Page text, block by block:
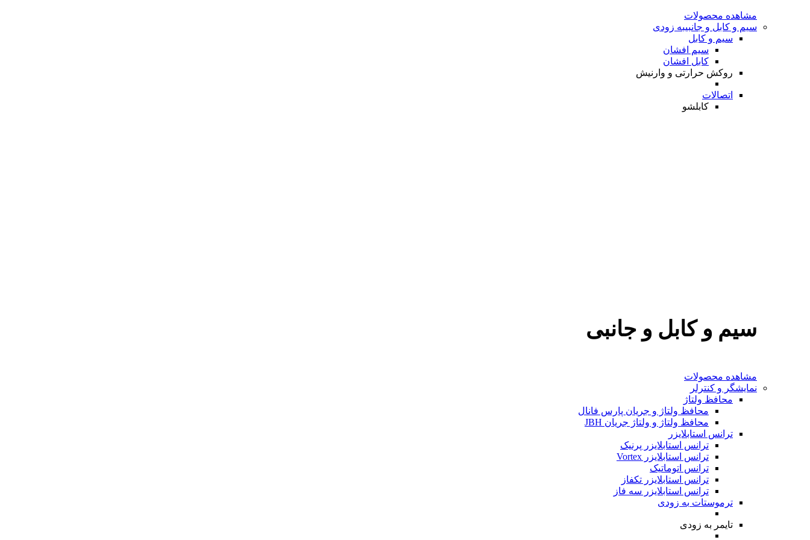
مشاهده محصولات
سیم و کابل و جانبیبه زودی
سیم و کابل
سیم افشان
کابل افشان
روکش حرارتی و وارنیش
اتصالات
کابلشو
سیم و کابل و جانبی
مشاهده محصولات
نمایشگر و کنترلر
محافظ ولتاژ
محافظ ولتاژ و جریان پارس فانال
محافظ ولتاژ و ولتاژ جریان JBH
ترانس استابلایزر
ترانس استابلایزر پرنیک
ترانس استابلایزر Vortex
ترانس اتوماتیک
ترانس استابلایزر تکفاز
ترانس استابلایزر سه فاز
ترموستات به‌ زودی
تایمر به‌ زودی